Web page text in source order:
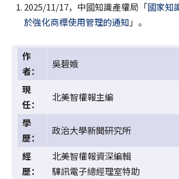
2025/11/17，中國知識產權局「國家知
於強化商標使用管理的通知 」。
作
者：
吳碧娥
現
任：
北美智權報主編
學
歷：
政治大學新聞研究所
經
歷：
北美智權報資深編輯
驊訊電子總經理室特助